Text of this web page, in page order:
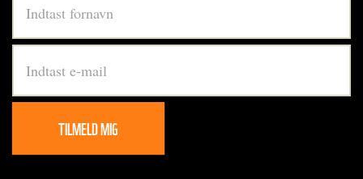
TILMELD MIG